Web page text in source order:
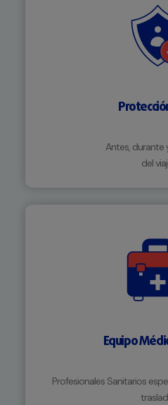
Antes, durante
del
Equipo
Profesionales Sanitarios